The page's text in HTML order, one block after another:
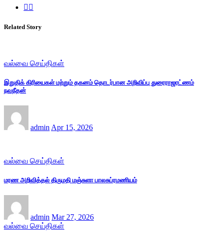
Related Story
வல்வை செய்திகள்
இறுதிக் கிரியைகள் மற்றும் தகனம் தொடர்பான அறிவிப்பு துரைராஜரட்ணம்
நவநீதன்
admin Apr 15, 2026
வல்வை செய்திகள்
மரண அறிவித்தல் திருமதி மஞ்சுளா பாலசுப்ரமணியம்
admin Mar 27, 2026
வல்வை செய்திகள்